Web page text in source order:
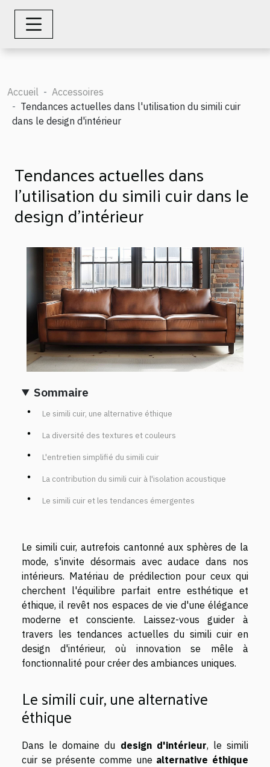
Accueil
Accessoires
Tendances actuelles dans l'utilisation du simili cuir
dans le design d'intérieur
Tendances actuelles dans
l'utilisation du simili cuir dans le
design d'intérieur
Sommaire
Le simili cuir, une alternative éthique
La diversité des textures et couleurs
L'entretien simplifié du simili cuir
La contribution du simili cuir à l'isolation acoustique
Le simili cuir et les tendances émergentes
Le simili cuir, autrefois cantonné aux sphères de la
mode, s'invite désormais avec audace dans nos
intérieurs. Matériau de prédilection pour ceux qui
cherchent l'équilibre parfait entre esthétique et
éthique, il revêt nos espaces de vie d'une élégance
moderne et consciente. Laissez-vous guider à
travers les tendances actuelles du simili cuir en
design d'intérieur, où innovation se mêle à
fonctionnalité pour créer des ambiances uniques.
Le simili cuir, une alternative
éthique
Dans le domaine du design d'intérieur, le simili
cuir se présente comme une alternative éthique